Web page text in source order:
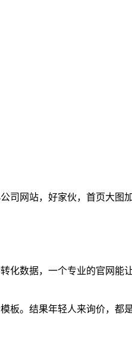
司网站，好家伙，首页大
数据，一个专业的官网
。结果年轻人来询价，都